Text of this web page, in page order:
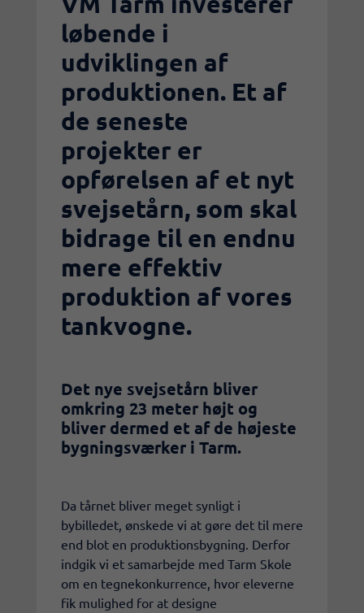
løbende i
udviklingen af
produktionen. Et af
de seneste
projekter er
opførelsen af et nyt
svejsetårn, som skal
bidrage til en endnu
mere effektiv
produktion af vores
tankvogne.
Det nye svejsetårn bliver
omkring 23 meter højt og
bliver dermed et af de højeste
bygningsværker i Tarm.
Da tårnet bliver meget synligt i
bybilledet, ønskede vi at gøre det til mere
end blot en produktionsbygning. Derfor
indgik vi et samarbejde med Tarm Skole
om en tegnekonkurrence, hvor eleverne
fik mulighed for at designe